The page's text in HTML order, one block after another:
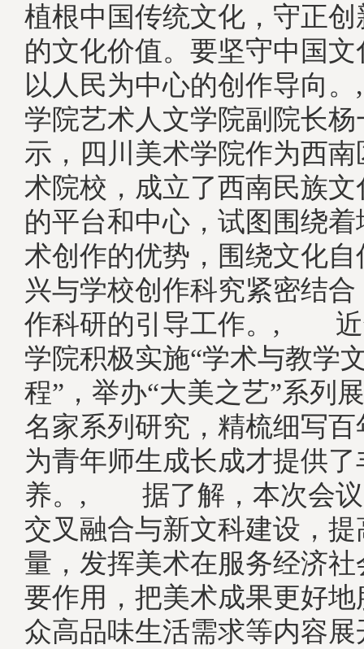
植根中国传统文化，守正
的文化价值。要坚守中国
以人民为中心的创作导
学院艺术人文学院副院长
示，四川美术学院作为西
术院校，成立了西南民族
的平台和中心，试图围绕
术创作的优势，围绕文化
兴与学校创作科究紧密结
作科研的引导工作。, 近
学院积极实施“学术与教学
程”，举办“大美之艺”系列
名家系列研究，精梳细写
为青年师生成长成才提供
养。, 据了解，本次会议
交叉融合与新文科建设，
量，发挥美术在服务经济
要作用，把美术成果更好
众高品味生活需求等内容